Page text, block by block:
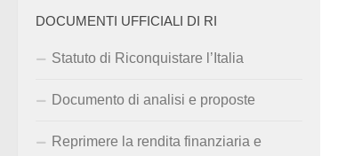
DOCUMENTI UFFICIALI DI RI
Statuto di Riconquistare l’Italia
Documento di analisi e proposte
Reprimere la rendita finanziaria e